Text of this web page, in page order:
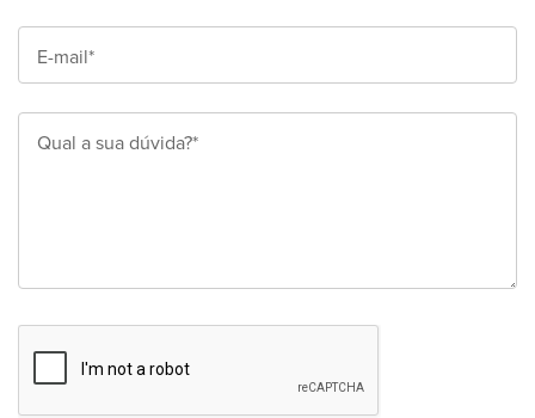
E-mail*
Qual a sua dúvida?*